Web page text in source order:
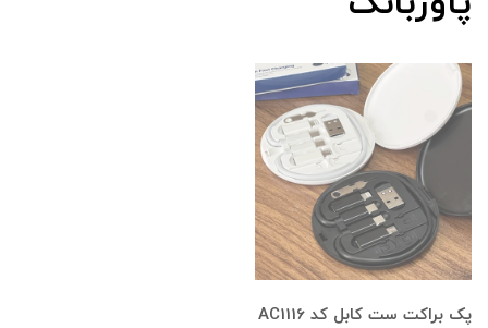
پک براکت ست کابل کد AC1116